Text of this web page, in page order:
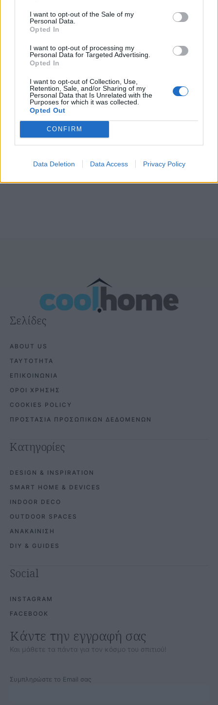
I want to opt-out of the Sale of my
Personal Data.
Opted In
I want to opt-out of processing my
Personal Data for Targeted Advertising.
Opted In
I want to opt-out of Collection, Use,
Retention, Sale, and/or Sharing of my
Personal Data that Is Unrelated with the
Purposes for which it was collected.
Opted Out
CONFIRM
Data Deletion Data Access Privacy Policy
Σελίδες
ABOUT US
ΤΑΥΤΟΤΗΤΑ
ΕΠΙΚΟΙΝΩΝΙΑ
ΟΡΟΙ ΧΡΗΣΗΣ
COOKIES POLICY
ΠΡΟΣΤΑΣΙΑ ΠΡΟΣΩΠΙΚΩΝ ΔΕΔΟΜΕΝΩΝ
Κατηγορίες
DESIGN & INSPIRATION
SMART HOME & DEVICES
INDOOR DECO
OUTDOOR SPACES
ΑΝΑΚΑΙΝΙΣΗ
DIY & GUIDES
Social
INSTAGRAM
FACEBOOK
Κάντε την εγγραφή σας
Και μάθετε τα πάντα για τον κόσμο του σπιτιού!
Συμπληρώστε το Email σας